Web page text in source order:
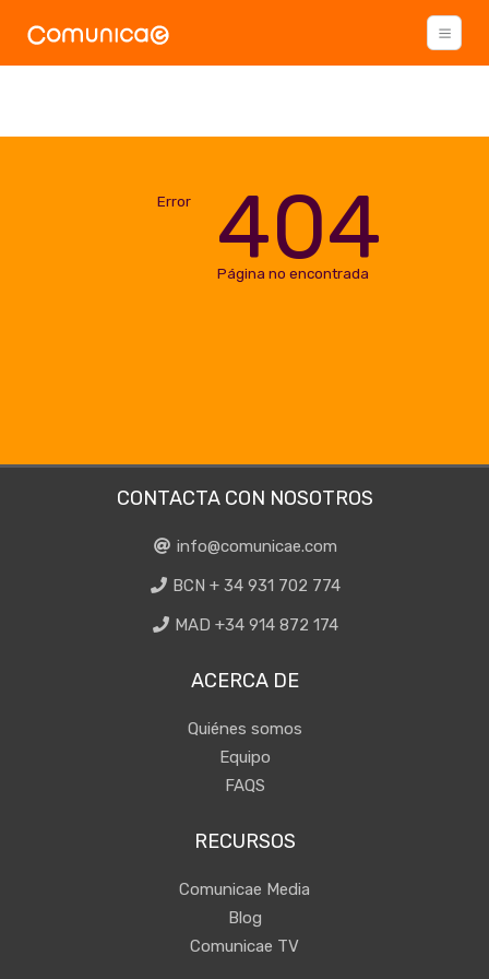
Error 404
Página no encontrada
CONTACTA CON NOSOTROS
info@comunicae.com
BCN + 34 931 702 774
MAD +34 914 872 174
ACERCA DE
Quiénes somos
Equipo
FAQS
RECURSOS
Comunicae Media
Blog
Comunicae TV